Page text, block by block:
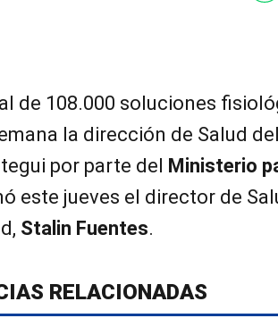
de 108.000 soluciones
la dirección de Salud
por parte del Ministerio
este jueves el director de
Stalin Fuentes.
RELACIONADAS